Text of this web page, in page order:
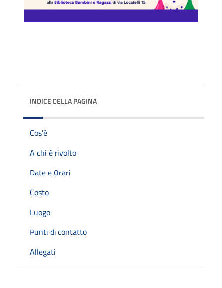
INDICE DELLA PAGINA
Cos'è
A chi è rivolto
Date e Orari
Costo
Luogo
Punti di contatto
Allegati